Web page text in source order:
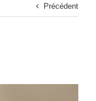
Précédent